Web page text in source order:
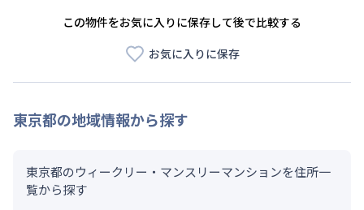
この物件をお気に入りに保存して後で比較する
お気に入りに保存
東京都の地域情報から探す
東京都のウィークリー・マンスリーマンションを住所一
覧から探す